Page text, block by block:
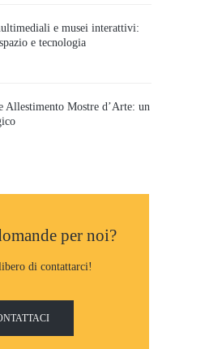
e musei interattivi:
e tecnologia
Allestimento Mostre d’Arte: un
per noi?
di contattarci!